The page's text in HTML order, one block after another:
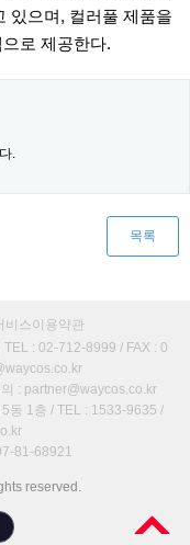
있으며, 컬러풀 제품을
로 제공한다.
.
목록
비스이용약관
: 02-712-8999 / FAX : 0
: partner@waycos.co.kr
동 1층 / TEL : 1533-9635 /
81-68921
reserved.